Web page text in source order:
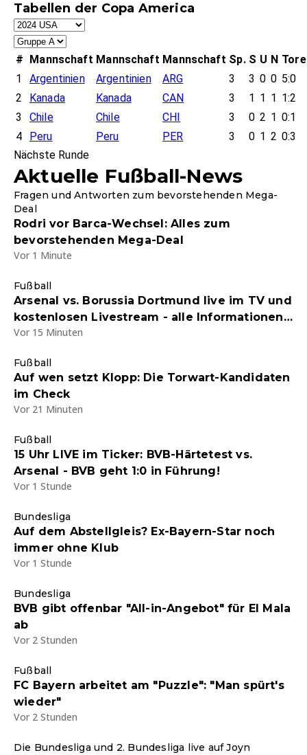
Tabellen der Copa America
# Mannschaft Mannschaft Mannschaft Sp. S U N Tore
1
Argentinien Argentinien ARG 3 3 0 0 5:0
2
Kanada Kanada CAN 3 1 1 1 1:2
3
Chile Chile CHI 3 0 2 1 0:1
4
Peru Peru PER 3 0 1 2 0:3
Nächste Runde
Aktuelle Fußball-News
Fragen und Antworten zum bevorstehenden Mega-
Deal
Rodri vor Barca-Wechsel: Alles zum
bevorstehenden Mega-Deal
Vor 1 Minute
Fußball
Arsenal vs. Borussia Dortmund live im TV und
kostenlosen Livestream - alle Informationen
zum Testspiel-Duell
Vor 15 Minuten
Fußball
Auf wen setzt Klopp: Die Torwart-Kandidaten
im Check
Vor 21 Minuten
Fußball
15 Uhr LIVE im Ticker: BVB-Härtetest vs.
Arsenal - BVB geht 1:0 in Führung!
Vor 1 Stunde
Bundesliga
Auf dem Abstellgleis? Ex-Bayern-Star noch
immer ohne Klub
Vor 1 Stunde
Bundesliga
BVB gibt offenbar "All-in-Angebot" für El Mala
ab
Vor 2 Stunden
Fußball
FC Bayern arbeitet am "Puzzle": "Man spürt's
wieder"
Vor 2 Stunden
Die Bundesliga und 2. Bundesliga live auf Joyn